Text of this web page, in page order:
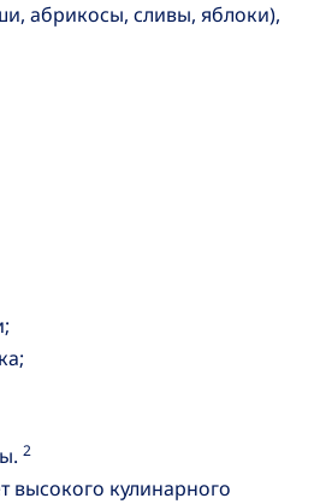
абрикосы, сливы, яблоки),
2
высокого кулинарного